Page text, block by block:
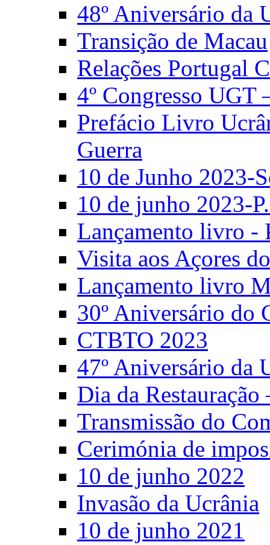
48º Aniversário da
Transição de Macau
Relações Portugal
4º Congresso UGT
Prefácio Livro
Guerra
10 de Junho 2023-
10 de junho 2023-
Lançamento livro -
Visita aos Açores
Lançamento livro
30º Aniversário do
CTBTO 2023
47º Aniversário da
Dia da
Transmissão do
Cerimónia de
10 de junho 2022
Invasão da Ucrânia
10 de junho 2021